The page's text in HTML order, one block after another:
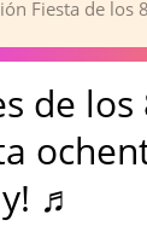
Fiesta de los
de los
♬